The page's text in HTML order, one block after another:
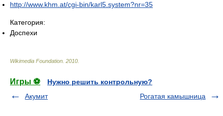
http://www.khm.at/cgi-bin/karl5.system?nr=35
Категория:
Доспехи
Wikimedia Foundation 2010
Игры ⚽
Нужно решить контрольную?
Акумит
Рогатая камышница